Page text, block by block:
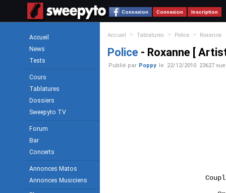
Connexion Connexion Inscription
Accueil
News
Tests
Cours
Tablatures
Dossiers
Sweepyto TV
Forum
Bar
Concerts
Annonces Matos
Annonces Musiciens
Accueil > Tablatures > Police > Roxanne
Police - Roxanne [
Publié par Poppy le 22/12/2010 23627